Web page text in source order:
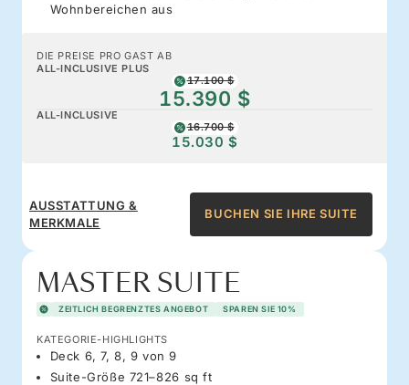
Wohnbereichen aus
DIE PREISE PRO GAST AB
ALL-INCLUSIVE PLUS
17.100 $
15.390 $
ALL-INCLUSIVE
16.700 $
15.030 $
AUSSTATTUNG &
MERKMALE
BUCHEN SIE IHRE SUITE
MASTER SUITE
ZEITLICH BEGRENZTES ANGEBOT SPAREN SIE 10%
KATEGORIE-HIGHLIGHTS
Deck 6, 7, 8, 9 von 9
Suite-Größe 721–826 sq ft